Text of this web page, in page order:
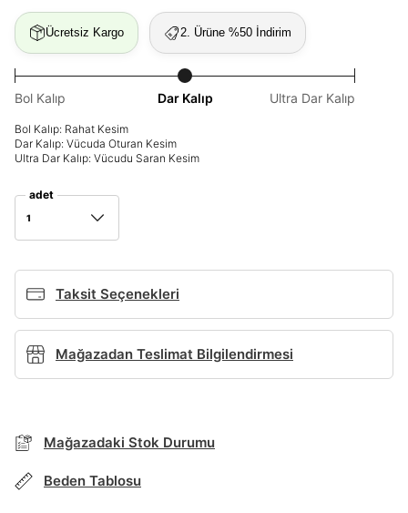
Ücretsiz Kargo 2. Ürüne %50 İndirim
Bol Kalıp Dar Kalıp Ultra Dar Kalıp
Bol Kalıp: Rahat Kesim
Dar Kalıp: Vücuda Oturan Kesim
Ultra Dar Kalıp: Vücudu Saran Kesim
adet
1
Taksit Seçenekleri
TAKSİT SEÇENEKLERİ
Mağazadan Teslimat Bilgilendirmesi
Mağazadaki Stok Durumu
Beden Tablosu
Şifremi Unuttum
Telefon Numarası*